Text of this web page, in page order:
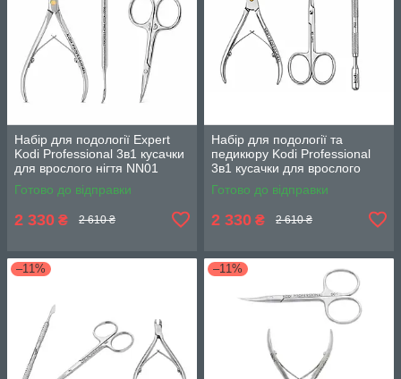
Набір для подології Expert
Kodi Professional 3в1 кусачки
для врослого нігтя NN01
ножиці SN01 та рашпіль R01
Готово до відправки
2 330 ₴ 2 610 ₴
Набір для подології та
педикюру Kodi Professional
3в1 кусачки для врослого
нігтя NN01 ножиці SN01 та
шабер P02
Готово до відправки
2 330 ₴ 2 610 ₴
–11% –11%